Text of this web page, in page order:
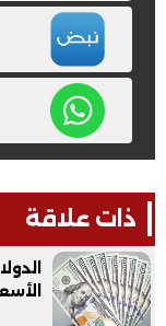
ذات علاقة